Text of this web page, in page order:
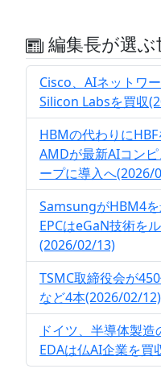
編集長が選ぶ
Cisco、AIネットワ
Silicon Labsを買収
HBMの代わりにHBF
AMDが最新AIコン
ープに導入へ(2026/
SamsungがHBM4
EPCはeGaN技術を
(2026/02/13)
TSMC取締役会が
など4本(2026/02/12)
ドイツ、半導体製
EDAは仏AI企業を